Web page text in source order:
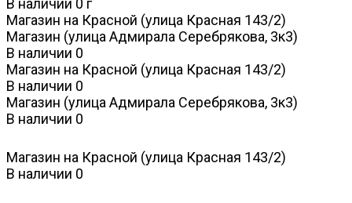
В наличии 0 г
Магазин на Красной (улица Красная 143/2)
Магазин (улица Адмирала Серебрякова, 3к3)
В наличии 0
Магазин на Красной (улица Красная 143/2)
В наличии 0
Магазин (улица Адмирала Серебрякова, 3к3)
В наличии 0
Магазин на Красной (улица Красная 143/2)
В наличии 0